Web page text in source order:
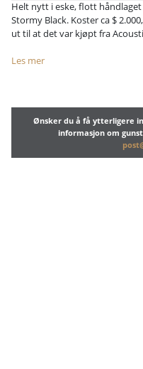
Helt nytt i eske, flott
Stormy Black. Koster ca $
ut til at det var kjøpt fra
Les mer
Ønsker du å få ytterligere
informasjon om